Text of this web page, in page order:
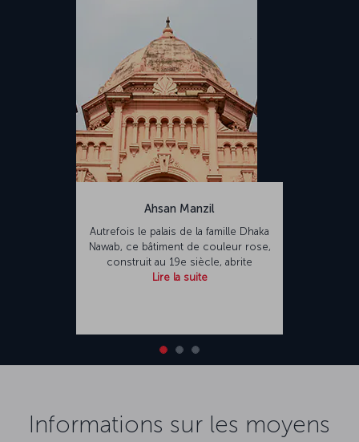
Ahsan Manzil
Autrefois le palais de la famille Dhaka
Nawab, ce bâtiment de couleur rose,
construit au 19e siècle, abrite
Lire la suite
Informations sur les moyens